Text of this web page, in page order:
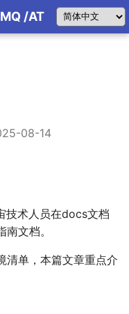
/AT
电路设计指导
08-14
技术人员在docs文档
文档。
清单，本篇文章重点介